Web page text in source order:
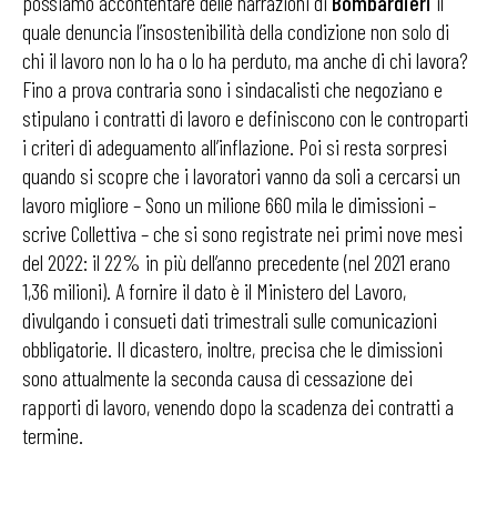
quale denuncia l’insostenibilità della condizione non solo di
chi il lavoro non lo ha o lo ha perduto, ma anche di chi lavora?
Fino a prova contraria sono i sindacalisti che negoziano e
stipulano i contratti di lavoro e definiscono con le controparti
i criteri di adeguamento all’inflazione. Poi si resta sorpresi
quando si scopre che i lavoratori vanno da soli a cercarsi un
lavoro migliore – Sono un milione 660 mila le dimissioni –
scrive Collettiva – che si sono registrate nei primi nove mesi
del 2022: il 22% in più dell’anno precedente (nel 2021 erano
1,36 milioni). A fornire il dato è il Ministero del Lavoro,
divulgando i consueti dati trimestrali sulle comunicazioni
obbligatorie. Il dicastero, inoltre, precisa che le dimissioni
sono attualmente la seconda causa di cessazione dei
rapporti di lavoro, venendo dopo la scadenza dei contratti a
termine.